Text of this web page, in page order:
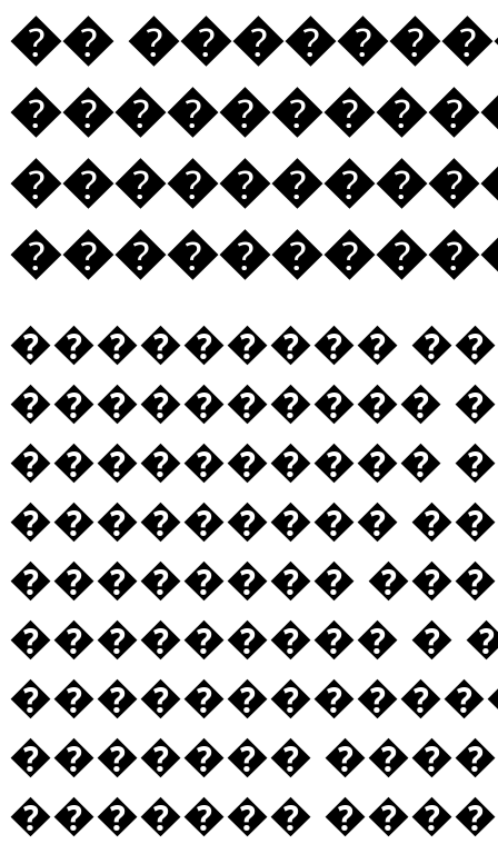
��
���������
����������
����������
���������
��������
��������� �
�������
�������